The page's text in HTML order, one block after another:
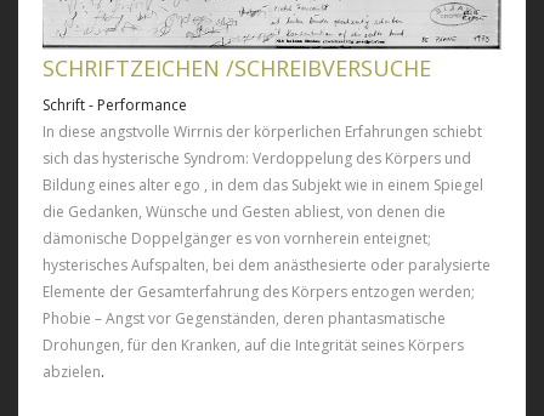
SCHRIFTZEICHEN /SCHREIBVERSUCHE
Schrift - Performance
In diese angstvolle Wirrnis der körperlichen Erfahrungen schiebt
sich das hysterische Syndrom: Verdoppelung des Körpers und
Bildung eines alter ego , in dem das Subjekt wie in einem Spiegel
die Gedanken, Wünsche und Gesten abliest, von denen die
dämonische Doppelgänger es von vornherein enteignet;
hysterisches Aufspalten, bei dem anästhesierte oder paralysierte
Elemente der Gesamterfahrung des Körpers entzogen werden;
Phobie – Angst vor Gegenständen, deren phantasmatische
Drohungen, für den Kranken, auf die Integrität seines Körpers
abzielen.